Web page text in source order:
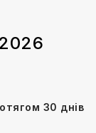
30 днів